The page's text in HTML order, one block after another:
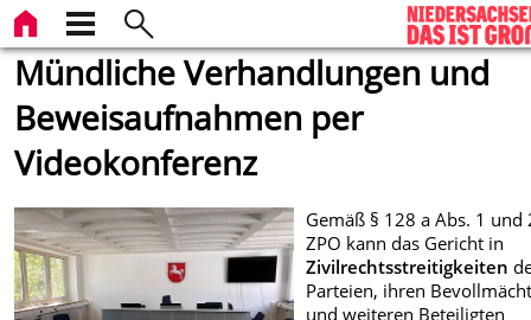
Mündliche Verhandlungen und
Beweisaufnahmen per
Videokonferenz
Gemäß § 128 a Abs. 1 und
ZPO kann das Gericht in
Zivilrechtsstreitigkeiten
Parteien, ihren
und weiteren Beteiligten